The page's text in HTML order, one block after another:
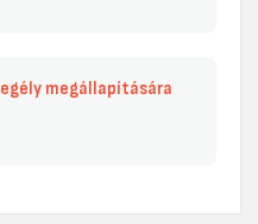
megállapítására